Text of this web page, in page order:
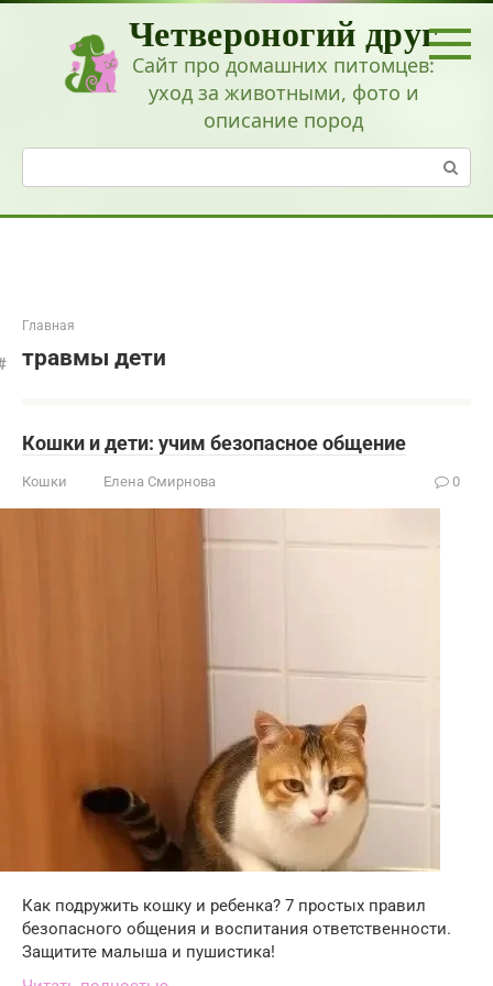
Перейти
Четвероногий друг
Сайт про домашних питомцев:
уход за животными, фото и
описание пород
Поиск:
Главная
травмы дети
Кошки и дети: учим безопасное общение
Кошки Елена Смирнова 0
Как подружить кошку и ребенка? 7 простых правил
безопасного общения и воспитания ответственности.
Защитите малыша и пушистика!